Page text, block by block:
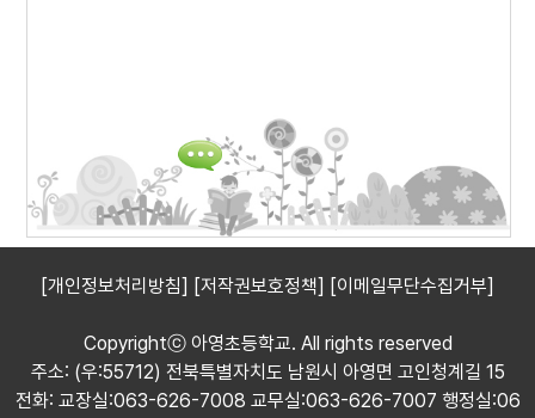
[개인정보처리방침] [저작권보호정책] [이메일무단수집거부]
Copyrightⓒ 아영초등학교. All rights reserved
주소: (우:55712) 전북특별자치도 남원시 아영면 고인청계길 15
전화: 교장실:063-626-7008 교무실:063-626-7007 행정실:06